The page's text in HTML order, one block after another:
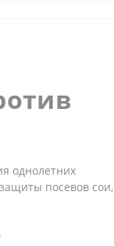
однолетних
посевов сои,